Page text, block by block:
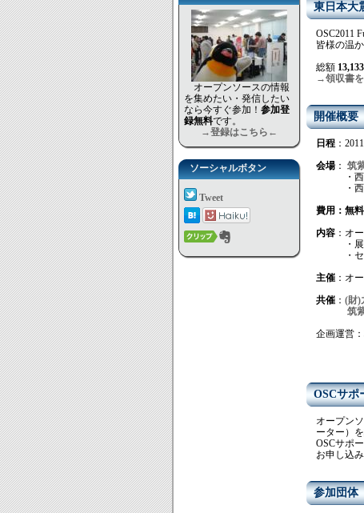
オープンソースの情報
を集めたい・発信したい
なら今すぐ参加！ 参加登
録無料です。
→登録はこちら←
ソーシャルボタン
Tweet
東日本大
OSC2011
皆様の温
総額
→領収書
開催概要
日程 ：
会場 ： 筑
・西鉄
・西鉄
費用：無料
内容 ：オ
・展示 -
・セミ
主催 ：オ
共催 ： (財)
筑
企画運営：
OSCサポ
オープン
ーター）
OSCサポ
お申し込み
参加団体